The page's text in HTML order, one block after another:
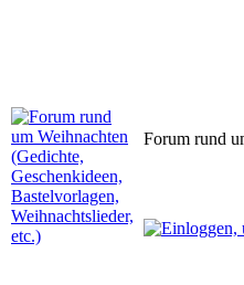
Forum rund